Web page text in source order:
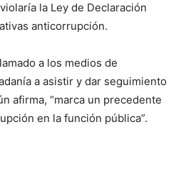
la Ley de Declaración
anticorrupción.
a los medios de
a asistir y dar seguimiento
afirma, “marca un precedente
en la función pública”.